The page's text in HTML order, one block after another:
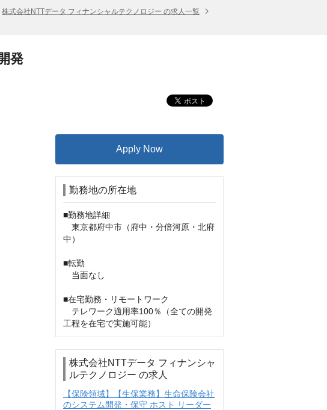
株式会社NTTデータ フィナンシャルテクノロジー の求人一覧
発
Apply Now
勤務地の所在地
■勤務地詳細
東京都府中市（府中・分倍河原・北府
中）
■転勤
当面なし
■在宅勤務・リモートワーク
テレワーク適用率100％（全ての開発
工程を在宅で実施可能）
株式会社NTTデータ フィナンシャ
ルテクノロジー の求人
【保険領域】【生保業務】生命保険会社
のシステム開発・保守 ホスト リーダー